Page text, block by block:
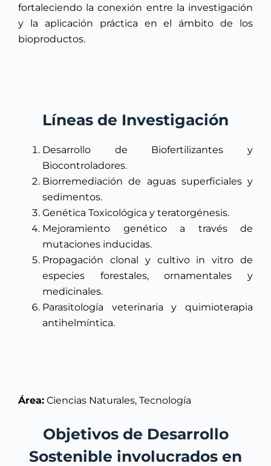
fortaleciendo la conexión entre la investigación
y la aplicación práctica en el ámbito de los
bioproductos.
Líneas de Investigación
Desarrollo de Biofertilizantes y
Biocontroladores.
Biorremediación de aguas superficiales y
sedimentos.
Genética Toxicológica y teratorgénesis.
Mejoramiento genético a través de
mutaciones inducidas.
Propagación clonal y cultivo in vitro de
especies forestales, ornamentales y
medicinales.
Parasitología veterinaria y quimioterapia
antihelmíntica.
Área: Ciencias Naturales, Tecnología
Objetivos de Desarrollo
Sostenible involucrados en